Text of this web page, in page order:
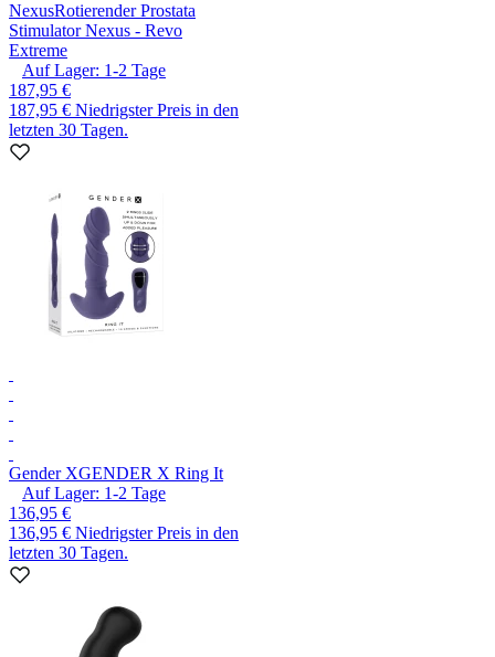
NexusRotierender Prostata
Stimulator Nexus - Revo
Extreme
Auf Lager: 1-2 Tage
187,95 €
187,95 € Niedrigster Preis in den
letzten 30 Tagen.
Gender XGENDER X Ring It
Auf Lager: 1-2 Tage
136,95 €
136,95 € Niedrigster Preis in den
letzten 30 Tagen.